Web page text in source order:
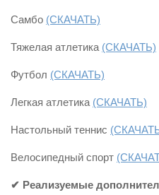
Самбо (СКАЧАТЬ)
Тяжелая атлетика (СКАЧАТЬ)
Футбол (СКАЧАТЬ)
Легкая атлетика (СКАЧАТЬ)
Настольный теннис
Велосипедный спорт
✔ Реализуемые